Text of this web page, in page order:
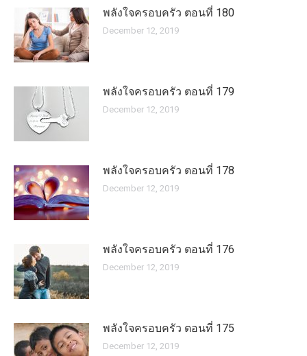
พลังใจครอบครัว ตอนที่ 180
December 12, 2019
พลังใจครอบครัว ตอนที่ 179
December 12, 2019
พลังใจครอบครัว ตอนที่ 178
December 12, 2019
พลังใจครอบครัว ตอนที่ 176
December 12, 2019
พลังใจครอบครัว ตอนที่ 175
December 12, 2019